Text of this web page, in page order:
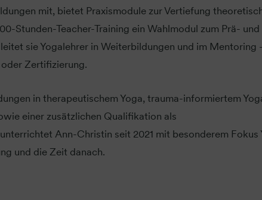
mit, bietet Praxismodule zur Vertiefung
Stunden-Teacher-Training ein Wahlmodul zum Prä- und
sie Yogalehrer in Weiterbildungen und im Mentoring
Zertifizierung.
in therapeutischem Yoga, trauma-informiertem
einer zusätzlichen Qualifikation als
Ann-Christin seit 2021 mit besonderem Fokus
und die Zeit danach.